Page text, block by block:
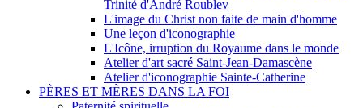
Trinité d'André Roublev
L'image du Christ non faite de main d'homme
Une leçon d'iconographie
L'Icône, irruption du Royaume dans le monde
Atelier d'art sacré Saint-Jean-Damascène
Atelier d'iconographie Sainte-Catherine
PÈRES ET MÈRES DANS LA FOI